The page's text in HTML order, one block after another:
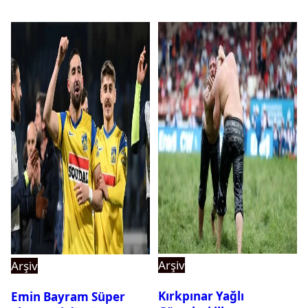
Arşiv
Emin Bayram Süper
Arşiv
Kırkpınar Yağlı